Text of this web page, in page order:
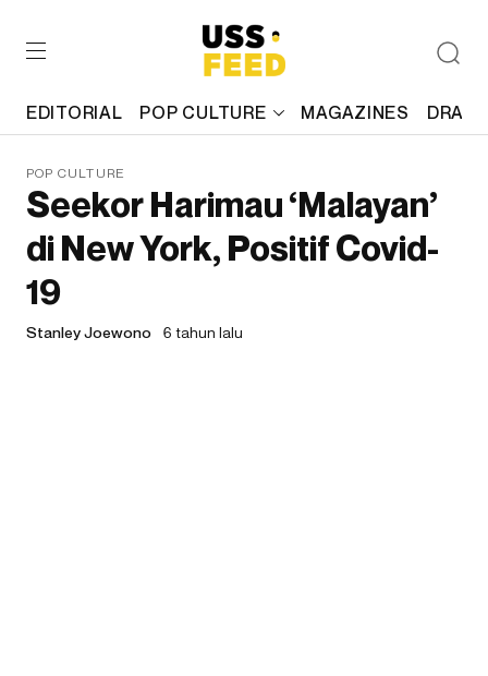
EDITORIAL POP CULTURE MAGAZINES
POP CULTURE
Seekor Harimau ‘Malayan’
di New York, Positif Covid-
19
Stanley Joewono 6 tahun lalu